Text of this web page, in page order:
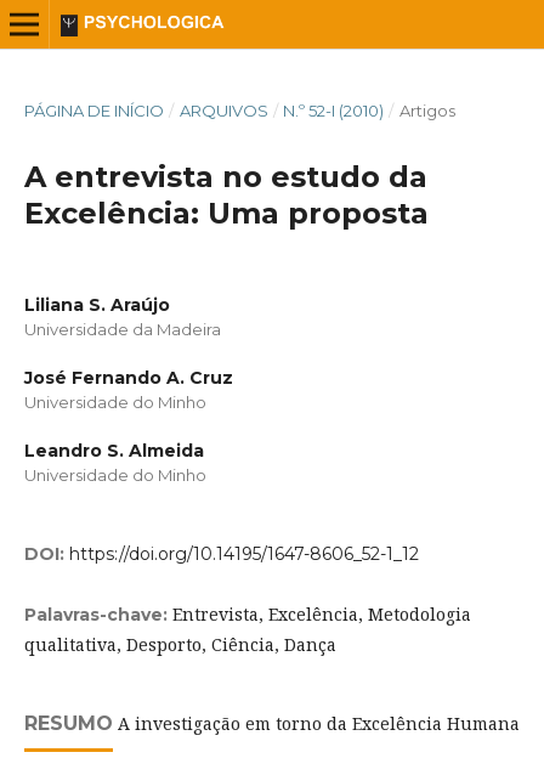
PÁGINA DE INÍCIO / ARQUIVOS / N.º 52-I (2010) / Artigos
A entrevista no estudo da
Excelência: Uma proposta
Liliana S. Araújo
Universidade da Madeira
José Fernando A. Cruz
Universidade do Minho
Leandro S. Almeida
Universidade do Minho
DOI: https://doi.org/10.14195/1647-8606_52-1_12
Palavras-chave: Entrevista, Excelência, Metodologia
qualitativa, Desporto, Ciência, Dança
RESUMO A investigação em torno da Excelência Humana